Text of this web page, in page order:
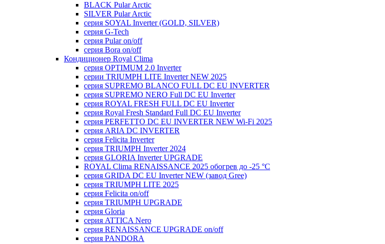
BLACK Pular Arctic
SILVER Pular Arctic
серия SOYAL Inverter (GOLD, SILVER)
серия G-Tech
серия Pular on/off
серия Bora on/off
Кондиционер Royal Clima
серия OPTIMUM 2.0 Inverter
серии TRIUMPH LITE Inverter NEW 2025
серия SUPREMO BLANCO FULL DC EU INVERTER
серия SUPREMO NERO Full DC EU Inverter
серия ROYAL FRESH FULL DC EU Inverter
серия Royal Fresh Standard Full DC EU Inverter
серия PERFETTO DC EU INVERTER NEW Wi-Fi 2025
серия ARIA DC INVERTER
серия Felicita Inverter
серия TRIUMPH Inverter 2024
серия GLORIA Inverter UPGRADE
ROYAL Clima RENAISSANCE 2025 обогрев до -25 °С
серия GRIDA DC EU Inverter NEW (завод Gree)
серия TRIUMPH LITE 2025
серия Felicita on/off
серия TRIUMPH UPGRADE
серия Gloria
серия ATTICA Nero
серия RENAISSANCE UPGRADE on/off
серия PANDORA